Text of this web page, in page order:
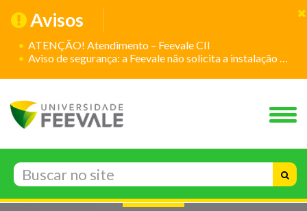
Avisos
ATENÇÃO! Atendimento – Feevale CII
Aviso de segurança: a Feevale não solicita a instalação de aplicativos